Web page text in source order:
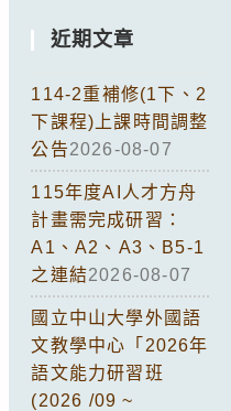
近期文章
114-2重補修(1下、2
下課程)上課時間調整
公告2026-08-07
115年度AI人才方舟
計畫需完成研習：
A1、A2、A3、B5-1
之連結2026-08-07
國立中山大學外國語
文教學中心「2026年
語文能力研習班
(2026 /09 ~